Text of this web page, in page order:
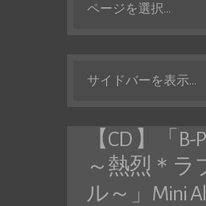
ページを選択...
サイドバーを表示...
【CD 】「B-
～熱烈＊ラ
ル～」Mini